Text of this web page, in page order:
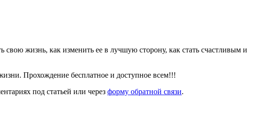
свою жизнь, как изменить ее в лучшую сторону, как стать счастливым и
Прохождение бесплатное и доступное всем!!!
под статьей или через форму обратной связи.